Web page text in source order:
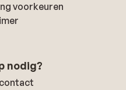
voorkeuren
nodig?